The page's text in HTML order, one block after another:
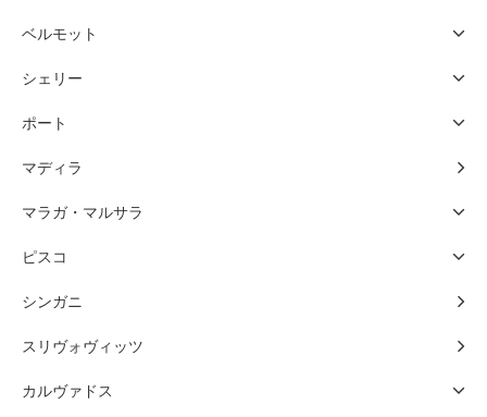
ベルモット
シェリー
ポート
マディラ
マラガ・マルサラ
ピスコ
シンガニ
スリヴォヴィッツ
カルヴァドス